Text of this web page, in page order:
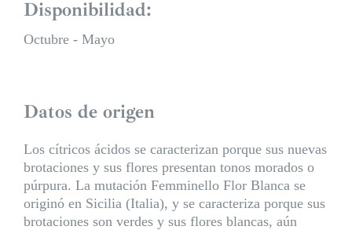
Disponibilidad:
Octubre - Mayo
Datos de origen
Los cítricos ácidos se caracterizan porque sus nuevas
brotaciones y sus flores presentan tonos morados o
púrpura. La mutación Femminello Flor Blanca se
originó en Sicilia (Italia), y se caracteriza porque sus
brotaciones son verdes y sus flores blancas, aún